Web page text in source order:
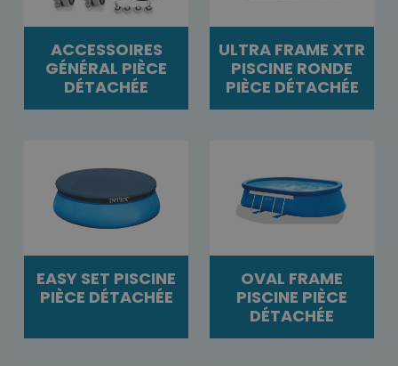
ACCESSOIRES
GÉNÉRAL PIÈCE
DÉTACHÉE
ULTRA FRAME XTR
PISCINE RONDE
PIÈCE DÉTACHÉE
EASY SET PISCINE
PIÈCE DÉTACHÉE
OVAL FRAME
PISCINE PIÈCE
DÉTACHÉE